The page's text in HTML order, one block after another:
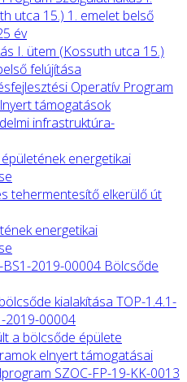
utca 15.) 1. emelet belső
év
I. ütem (Kossuth utca 15.)
felújítása
Operatív Program
támogatások
infrastruktúra-
energetikai
tehermentesítő elkerülő út
energetikai
BS1-2019-00004 Bölcsőde
kialakítása TOP-1.4.1-
2019-00004
a bölcsőde épülete
elnyert támogatásai
SZOC-FP-19-KK-0013